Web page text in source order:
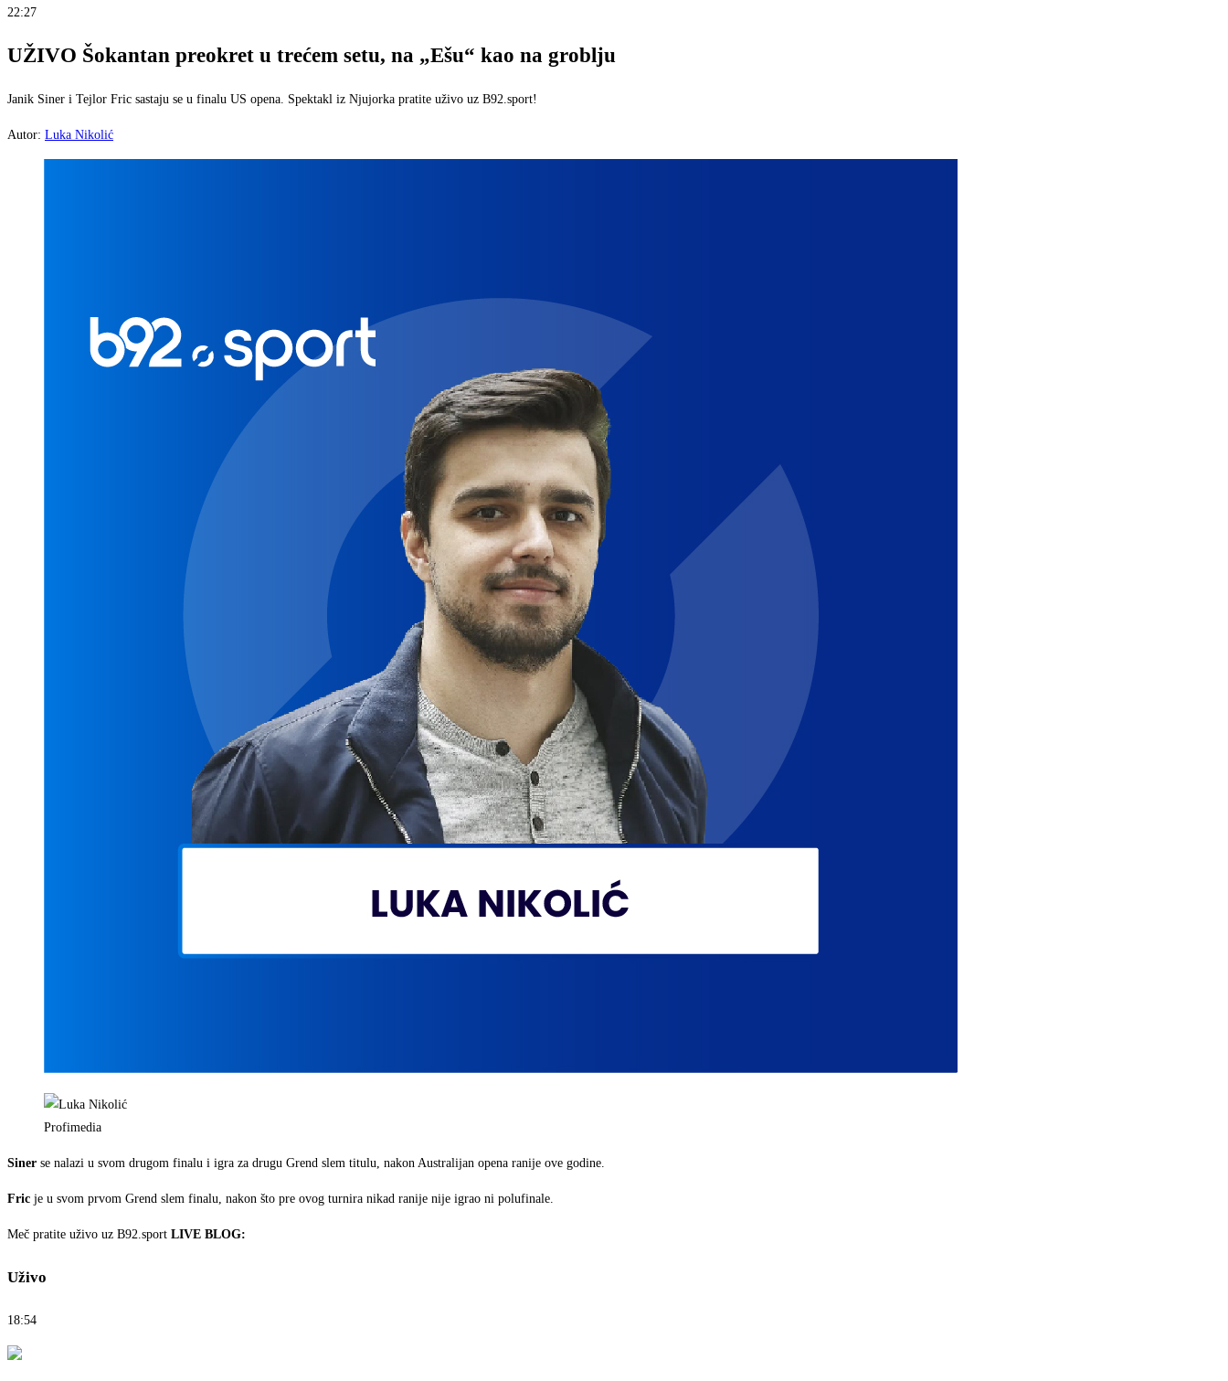
22:27
UŽIVO Šokantan preokret u trećem setu, na „Ešu“ kao na groblju
Janik Siner i Tejlor Fric sastaju se u finalu US opena. Spektakl iz Njujorka pratite uživo uz B92.sport!
Autor: Luka Nikolić
Profimedia
Siner se nalazi u svom drugom finalu i igra za drugu Grend slem titulu, nakon Australijan opena ranije ove godine.
Fric je u svom prvom Grend slem finalu, nakon što pre ovog turnira nikad ranije nije igrao ni polufinale.
Meč pratite uživo uz B92.sport LIVE BLOG:
Uživo
18:54